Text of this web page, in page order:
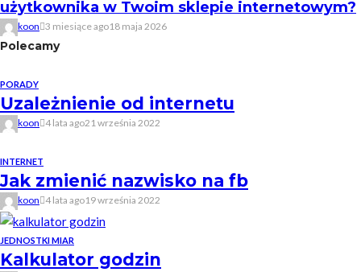
użytkownika w Twoim sklepie internetowym?
koon 3 miesiące ago18 maja 2026
Polecamy
PORADY
Uzależnienie od internetu
koon 4 lata ago21 września 2022
INTERNET
Jak zmienić nazwisko na fb
koon 4 lata ago19 września 2022
JEDNOSTKI MIAR
Kalkulator godzin